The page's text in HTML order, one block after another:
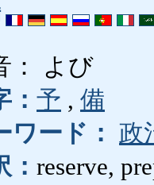
： よび
： 予 , 備
ワード： 政
： reserve,